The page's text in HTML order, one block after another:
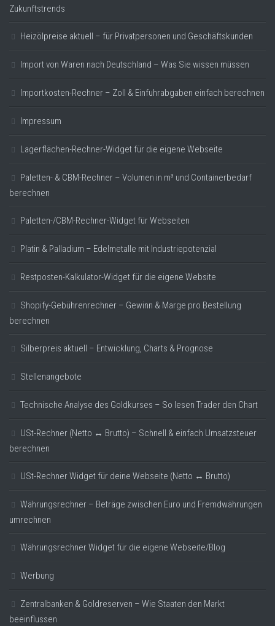
Zukunftstrends
Heizölpreise aktuell – für Privatpersonen und Geschäftskunden
Import von Waren nach Deutschland – Was Sie wissen müssen
Importkosten-Rechner – Zoll & Einfuhrabgaben einfach berechnen
Impressum
Lagerflächen-Rechner-Widget für die eigene Webseite
Paletten- & CBM-Rechner – Volumen in m³ und Containerbedarf
berechnen
Paletten-/CBM-Rechner-Widget für Webseiten
Platin & Palladium – Edelmetalle mit Industriepotenzial
Restposten-Kalkulator-Widget für die eigene Website
Shopify-Gebührenrechner – Gewinn & Marge pro Bestellung
berechnen
Silberpreis aktuell – Entwicklung, Charts & Prognose
Stellenangebote
Technische Analyse des Goldkurses – So lesen Trader den Chart
USt-Rechner (Netto ↔ Brutto) – Schnell & einfach Umsatzsteuer
berechnen
USt-Rechner Widget für deine Webseite (Netto ↔ Brutto)
Währungsrechner – Beträge zwischen Euro und Fremdwährungen
umrechnen
Währungsrechner Widget für die eigene Webseite/Blog
Werbung
Zentralbanken & Goldreserven – Wie Staaten den Markt
beeinflussen